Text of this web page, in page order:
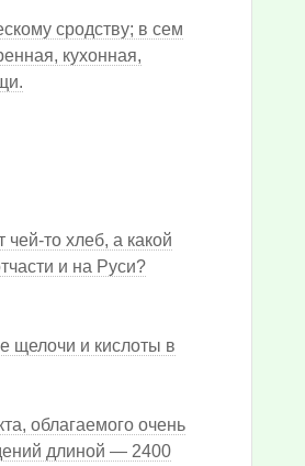
сродству; в сем
кухонная,
то хлеб, а какой
и на Руси?
щелочи и кислоты в
облагаемого очень
длиной — 2400